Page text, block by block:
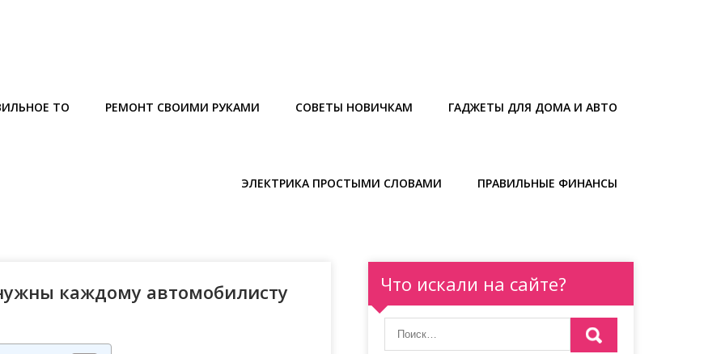
ТО РЕМОНТ СВОИМИ РУКАМИ СОВЕТЫ НОВИЧКАМ ГАДЖЕТЫ ДЛЯ ДОМА И АВТО
ЭЛЕКТРИКА ПРОСТЫМИ СЛОВАМИ ПРАВИЛЬНЫЕ ФИНАНСЫ
каждому автомобилисту Что искали на сайте?